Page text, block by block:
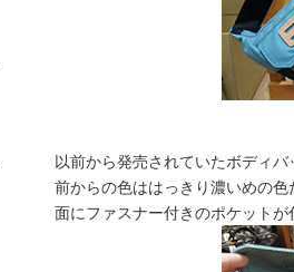
以前から発売されていたボディ
前からの色ははっきり濃いめの
面にファスナー付きのポケット